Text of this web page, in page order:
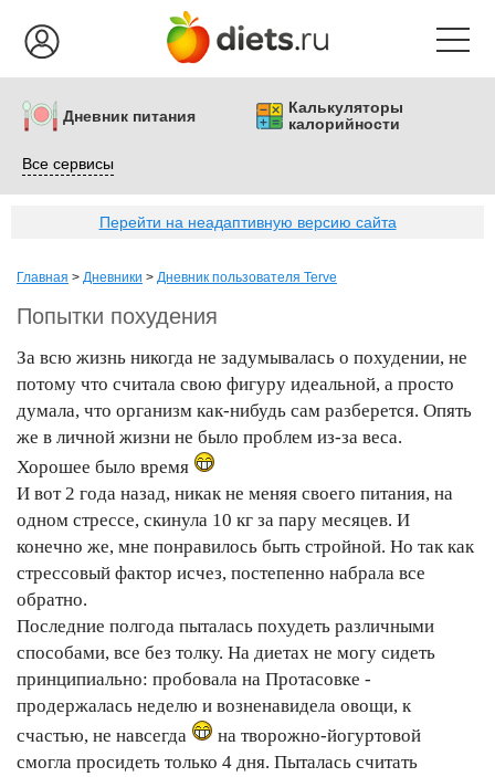
Дневник питания
Калькуляторы
калорийности
Все сервисы
Перейти на неадаптивную версию сайта
Главная > Дневники > Дневник пользователя Terve
Попытки похудения
За всю жизнь никогда не задумывалась о похудении, не
потому что считала свою фигуру идеальной, а просто
думала, что организм как-нибудь сам разберется. Опять
же в личной жизни не было проблем из-за веса.
Хорошее было время
И вот 2 года назад, никак не меняя своего питания, на
одном стрессе, скинула 10 кг за пару месяцев. И
конечно же, мне понравилось быть стройной. Но так как
стрессовый фактор исчез, постепенно набрала все
обратно.
Последние полгода пыталась похудеть различными
способами, все без толку. На диетах не могу сидеть
принципиально: пробовала на Протасовке -
продержалась неделю и возненавидела овощи, к
счастью, не навсегда
на творожно-йогуртовой
смогла просидеть только 4 дня. Пыталась считать